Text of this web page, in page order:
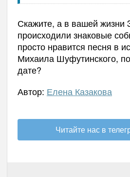
Скажите, а в вашей жизни
происходили знаковые
просто нравится песня в
Михаила Шуфутинского,
дате?
Автор: Елена Казакова
Читайте нас в